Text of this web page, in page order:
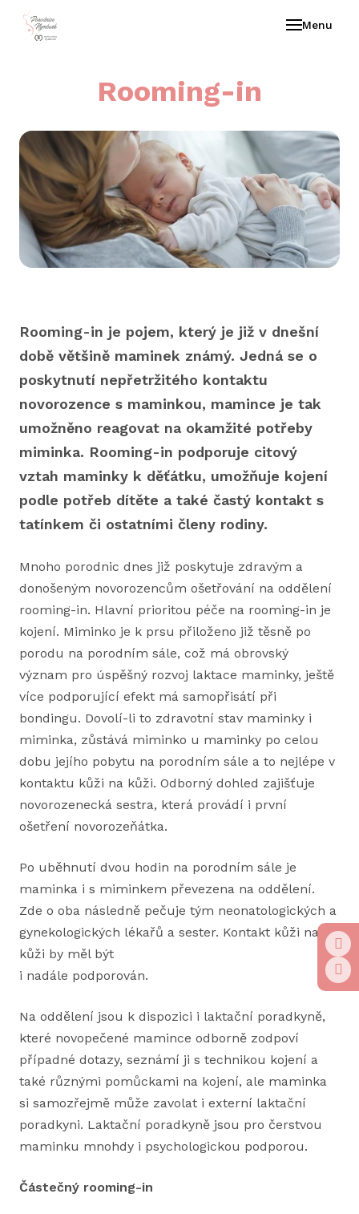
Menu
Rooming-in
Rooming-in je pojem, který je již v dnešní
době většině maminek známý. Jedná se o
poskytnutí nepřetržitého kontaktu
novorozence s maminkou, mamince je tak
umožněno reagovat na okamžité potřeby
miminka. Rooming-in podporuje citový
vztah maminky k děťátku, umožňuje kojení
podle potřeb dítěte a také častý kontakt s
tatínkem či ostatními členy rodiny.
Mnoho porodnic dnes již poskytuje zdravým a
donošeným novorozencům ošetřování na oddělení
rooming-in. Hlavní prioritou péče na rooming-in je
kojení. Miminko je k prsu přiloženo již těsně po
porodu na porodním sále, což má obrovský
význam pro úspěšný rozvoj laktace maminky, ještě
více podporující efekt má samopřisátí při
bondingu. Dovolí-li to zdravotní stav maminky i
miminka, zůstává miminko u maminky po celou
dobu jejího pobytu na porodním sále a to nejlépe v
kontaktu kůži na kůži. Odborný dohled zajišťuje
novorozenecká sestra, která provádí i první
ošetření novorozeňátka.
Po uběhnutí dvou hodin na porodním sále je
maminka i s miminkem převezena na oddělení.
Zde o oba následně pečuje tým neonatologických a
gynekologických lékařů a sester. Kontakt kůži na
kůži by měl být
i nadále podporován.
Na oddělení jsou k dispozici i laktační poradkyně,
které novopečené mamince odborně zodpoví
případné dotazy, seznámí ji s technikou kojení a
také různými pomůckami na kojení, ale maminka
si samozřejmě může zavolat i externí laktační
poradkyni. Laktační poradkyně jsou pro čerstvou
maminku mnohdy i psychologickou podporou.
Částečný rooming-in